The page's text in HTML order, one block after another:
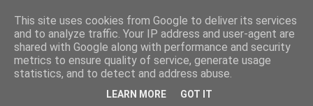
This site uses cookies from Google to deliver its services
and to analyze traffic. Your IP address and user-agent are
shared with Google along with performance and security
metrics to ensure quality of service, generate usage
statistics, and to detect and address abuse.
LEARN MORE GOT IT